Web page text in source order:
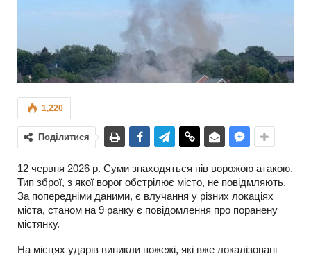
1,220
Поділитися
12 червня 2026 р. Суми знаходяться пів ворожою атакою.
Тип зброї, з якої ворог обстрілює місто, не повідмляють.
За попередніми даними, є влучання у різних локаціях
міста, станом на 9 ранку є повідомлення про поранену
містянку.
На місцях ударів виникли пожежі, які вже локалізовані